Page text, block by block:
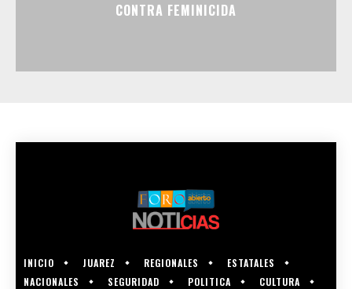
CONTRA FEMINICIDA
INICIO JUAREZ REGIONALES
ESTATALES
NACIONALES
SEGURIDAD POLITICA CULTURA